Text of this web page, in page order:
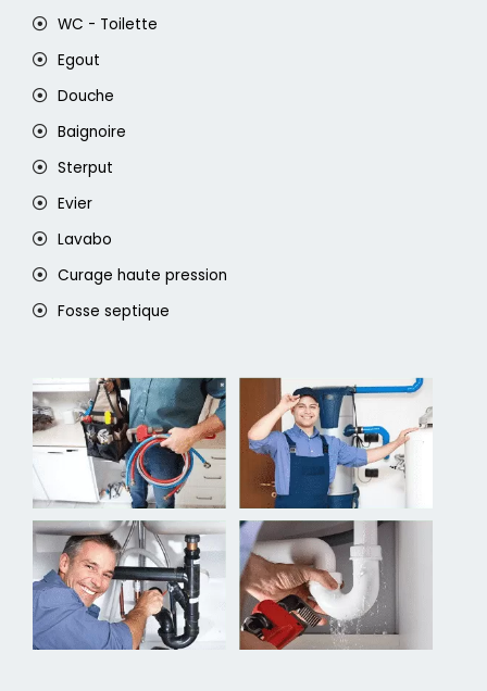
WC - Toilette
Egout
Douche
Baignoire
Sterput
Evier
Lavabo
Curage haute pression
Fosse septique